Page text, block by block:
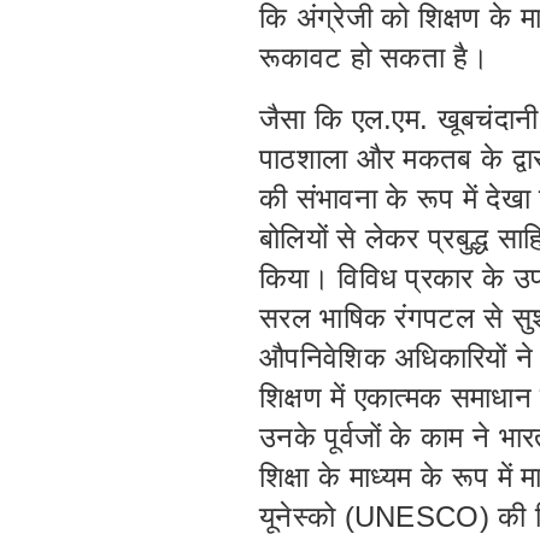
कि अंग्रेजी को शिक्षण के
रूकावट हो सकता है।
जैसा कि एल.एम. खूबचंदानी
पाठशाला और मकतब के
की संभावना के रूप में देखा
बोलियों से लेकर प्रबुद्ध
किया। विविध प्रकार के
सरल भाषिक रंगपटल से
औपनिवेशिक अधिकारियों
शिक्षण में एकात्मक
उनके पूर्वजों के काम ने
शिक्षा के माध्यम के रूप में
यूनेस्को (UNESCO) की